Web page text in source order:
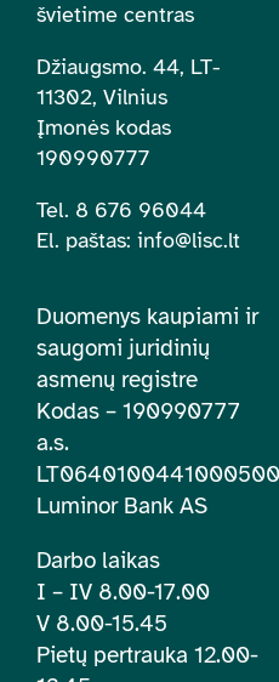
švietime centras
Džiaugsmo. 44, LT-
11302, Vilnius
Įmonės kodas
190990777
Tel. 8 676 96044
El. paštas: info@lisc.lt
Duomenys kaupiami ir
saugomi juridinių
asmenų registre
Kodas – 190990777
a.s.
Luminor Bank AS
Darbo laikas
I – IV 8.00-17.00
V 8.00-15.45
Pietų pertrauka 12.00-